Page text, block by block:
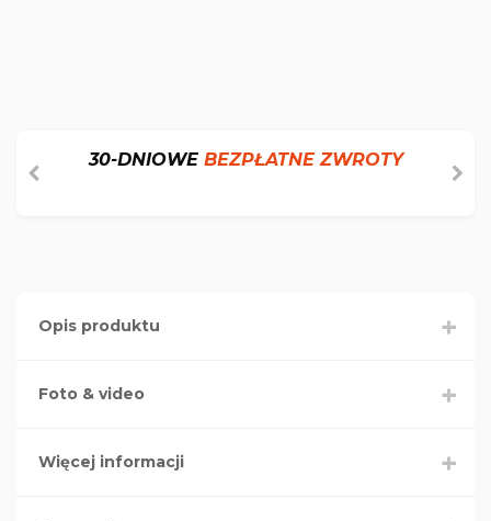
30-DNIOWE BEZPŁATNE ZWROTY
Opis produktu
Foto & video
Więcej informacji